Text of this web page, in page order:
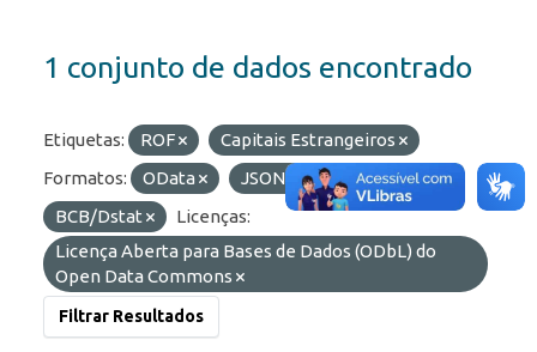
1 conjunto de dados encontrado
Etiquetas: ROF
Capitais Estrangeiros
Formatos:
OData JSON
Organizações:
BCB/Dstat
Licenças:
Licença Aberta para Bases de Dados (ODbL) do
Open Data Commons
Filtrar Resultados